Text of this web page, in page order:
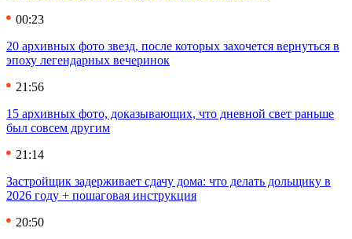
00:23
20 архивных фото звезд, после которых захочется вернуться в
эпоху легендарных вечеринок
21:56
15 архивных фото, доказывающих, что дневной свет раньше
был совсем другим
21:14
Застройщик задерживает сдачу дома: что делать дольщику в
2026 году + пошаговая инструкция
20:50